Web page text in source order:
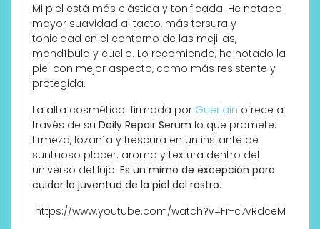
Mi piel está más elástica y tonificada. He notado
mayor suavidad al tacto, más tersura y
tonicidad en el contorno de las mejillas,
mandíbula y cuello. Lo recomiendo, he notado la
piel con mejor aspecto, como más resistente y
protegida.
La alta cosmética firmada por Guerlain ofrece a
través de su Daily Repair Serum lo que promete:
firmeza, lozanía y frescura en un instante de
suntuoso placer: aroma y textura dentro del
universo del lujo. Es un mimo de excepción para
cuidar la juventud de la piel del rostro.
https://www.youtube.com/watch?v=Fr-c7vRdceM